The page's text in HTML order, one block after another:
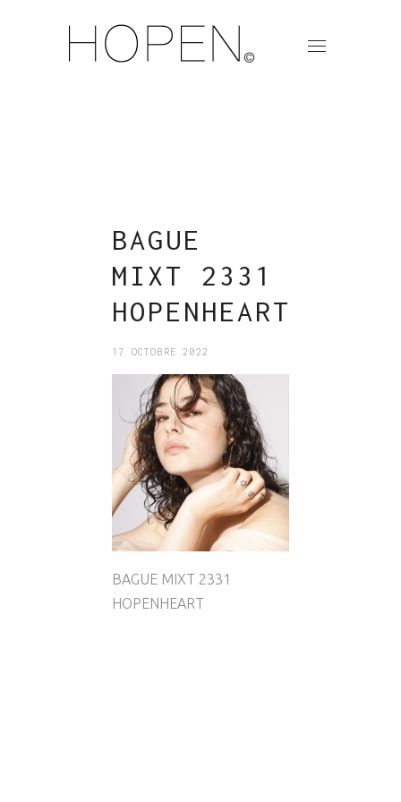
BAGUE
MIXT 2331
HOPENHEART
17 OCTOBRE 2022
BAGUE MIXT 2331
HOPENHEART